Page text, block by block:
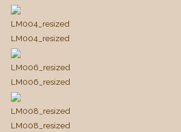
LM004_resized
LM004_resized
LM006_resized
LM006_resized
LM008_resized
LM008_resized